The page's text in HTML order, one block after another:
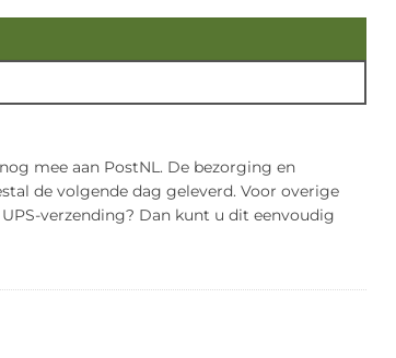
mee aan PostNL. De bezorging en
de volgende dag geleverd. Voor overige
verzending? Dan kunt u dit eenvoudig